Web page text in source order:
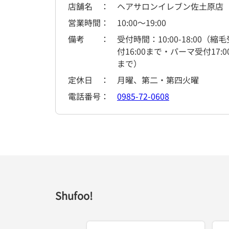
Shufoo!
店舗名
ヘアサロンイレブン佐土原店
営業時間
10:00～19:00
備考
受付時間：10:00-18:00（縮毛
付16:00まで・パーマ受付
まで）
定休日
月曜、第二・第四火曜
電話番号
0985-72-0608